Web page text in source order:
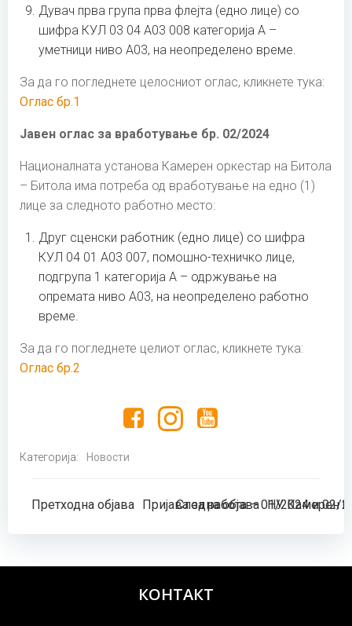
Дувач прва група прва флејта (едно лице) со
шифра КУЛ 03 04 А03 008 категорија А –
уметници ниво А03, на неопределено време.
За да го погледнете целосниот оглас, кликнете тука:
Оглас бр.1
Јавен оглас за вработување бр. 02/2024
Националната установа Камерен оркестар на Битола
– Битола има потреба од вработување на едно (1)
лице за следното работно место:
Друг сценски работник (едно лице) со шифра
КУЛ 04 01 А03 007, помошно-техничко лице,
подгрупа 1 категорија А – одржување на
опремата ниво А03, на неопределено работно
време.
За да го погледнете целиот оглас, кликнете тука:
Оглас бр.2
Категорија: Новости
Post
navigation
Претходна објава Пријава за работа – 01/2024 и 02/
Post
navigation
Следна објава НУ Камерен
КОНТАКТ